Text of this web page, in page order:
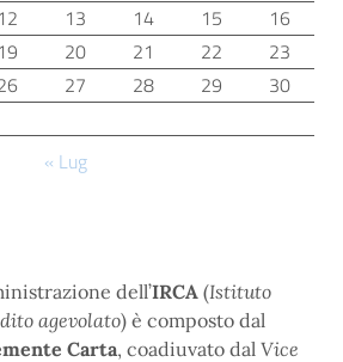
12 13 14 15
16
19 20 21 22
23
27 28 29
30
« Lug
dell’IRCA (Istituto
agevolato) è composto dal
Carta, coadiuvato dal Vice